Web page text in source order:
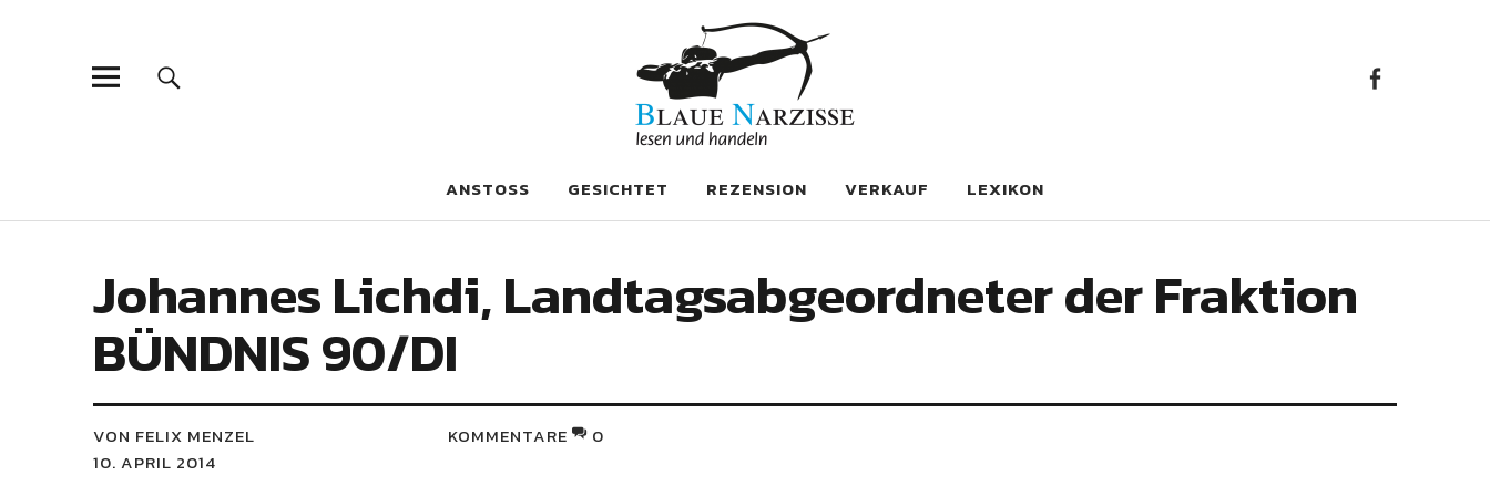
Blaue Narzisse
ANSTOSS GESICHTET REZENSION VERKAUF LEXIKON
Johannes Lichdi, Landtagsabgeordneter der Fraktion
BÜNDNIS 90/DI
VON FELIX MENZEL
10. APRIL 2014
KOMMENTARE 0